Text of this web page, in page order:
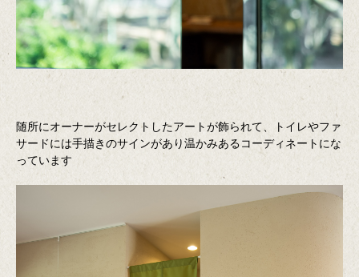
随所にオーナーがセレクトしたアートが飾られて、トイレやファ
サードには手描きのサインがあり温かみあるコーディネートにな
っています